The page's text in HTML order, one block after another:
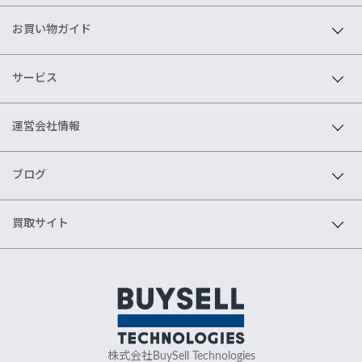
お買い物ガイド
サービス
運営会社情報
ブログ
買取サイト
株式会社BuySell Technologies